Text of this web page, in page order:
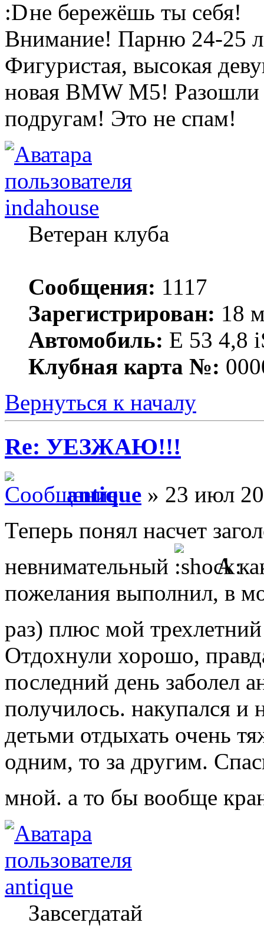
не бережёшь ты себя!
Внимание! Парню 24-25
Фигуристая, высокая
новая BMW M5! Разошли
подругам! Это не спам!
indahouse
Ветеран клуба
Сообщения: 1117
Зарегистрирован: 18
Автомобиль: Е 53 4,8
Клубная карта №:
Вернуться к началу
Re: УЕЗЖАЮ!!!
antique » 23 июл
Теперь понял насчет
невнимательный
А
пожелания выполнил, в
раз) плюс мой
Отдохнули хорошо,
последний день заболел
получилось. накупался и
детьми отдыхать очень
одним, то за другим.
мной. а то бы вообще
antique
Завсегдатай